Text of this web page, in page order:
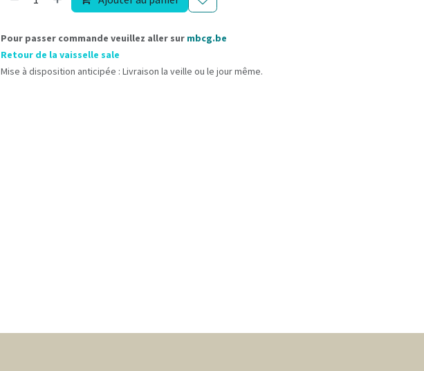
Pour passer commande veuillez aller sur mbcg.be
Retour de la vaisselle sale
Mise à disposition anticipée : Livraison la veille ou le jour même.